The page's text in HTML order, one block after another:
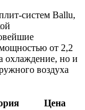
систем Ballu,
от 2,2
охлаждение, но и
воздуха
Цена